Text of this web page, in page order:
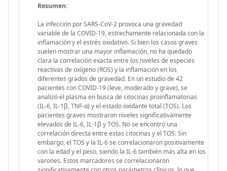
Resumen:
La infección por SARS-CoV-2 provoca una gravedad
variable de la COVID-19, estrechamente relacionada con la
inflamación y el estrés oxidativo. Si bien los casos graves
suelen mostrar una mayor inflamación, no ha quedado
clara la correlación exacta entre los niveles de especies
reactivas de oxígeno (ROS) y la inflamación en los
diferentes grados de gravedad. En un estudio de 42
pacientes con COVID-19 (leve, moderado y grave), se
analizó el plasma en busca de citocinas proinflamatorias
(IL-6, IL-1β, TNF-α) y el estado oxidante total (TOS). Los
pacientes graves mostraron niveles significativamente
elevados de IL-6, IL-1β y TOS. No se encontró una
correlación directa entre estas citocinas y el TOS. Sin
embargo, el TOS y la IL-6 se correlacionaron positivamente
con la edad y el peso, siendo la IL-6 también más alta en los
varones. Estos marcadores se correlacionaron